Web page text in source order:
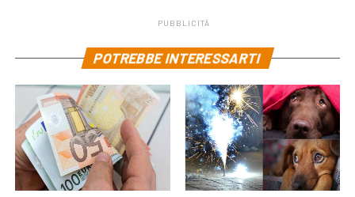
PUBBLICITÀ
POTREBBE INTERESSARTI